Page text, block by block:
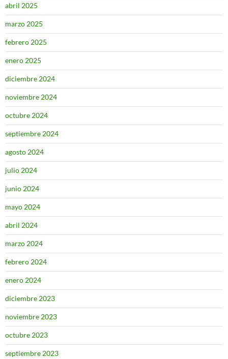
abril 2025
marzo 2025
febrero 2025
enero 2025
diciembre 2024
noviembre 2024
octubre 2024
septiembre 2024
agosto 2024
julio 2024
junio 2024
mayo 2024
abril 2024
marzo 2024
febrero 2024
enero 2024
diciembre 2023
noviembre 2023
octubre 2023
septiembre 2023